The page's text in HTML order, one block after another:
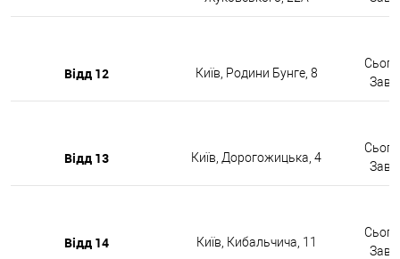
Відд 12 Київ, Родини Бунге, 8
Відд 13 Київ, Дорогожицька, 4
Відд 14 Київ, Кибальчича, 11